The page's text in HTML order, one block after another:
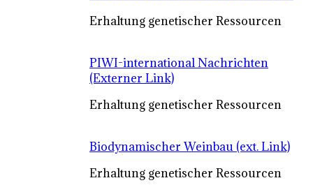
Erhaltung genetischer Ressourcen
PIWI-international Nachrichten
(Externer Link)
Erhaltung genetischer Ressourcen
Biodynamischer Weinbau (ext. Link)
Erhaltung genetischer Ressourcen